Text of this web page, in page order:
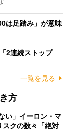
は足踏み」が意味
2連続ストップ
一覧を見る
方
い」イーロン・マ
スクの数々「絶対